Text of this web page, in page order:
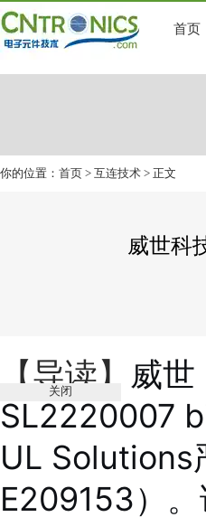
首页
你的位置： 首页 > 互连技术 > 正文
威世科
【导读】 威
SL2220007
UL Solutions
E209153）
关闭